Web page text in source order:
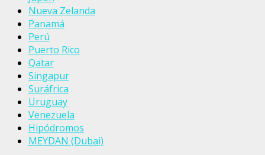
Nueva Zelanda
Panamá
Perú
Puerto Rico
Qatar
Singapur
Suráfrica
Uruguay
Venezuela
Hipódromos
MEYDAN (Dubai)